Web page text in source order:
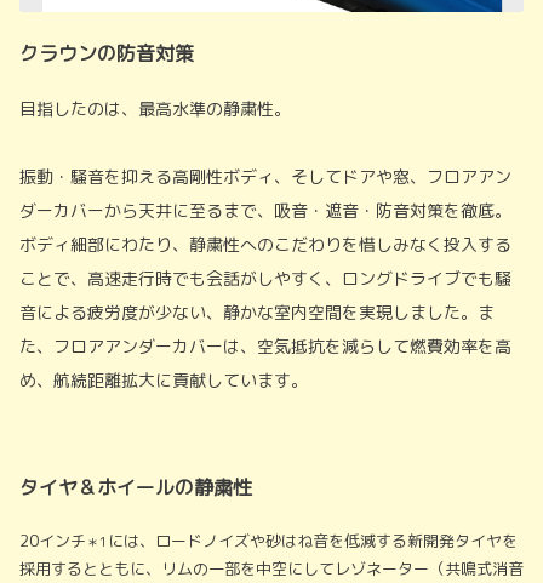
クラウンの防音対策
目指したのは、最高水準の静粛性。
振動・騒音を抑える高剛性ボディ、そしてドアや窓、フロアアン
ダーカバーから天井に至るまで、吸音・遮音・防音対策を徹底。
ボディ細部にわたり、静粛性へのこだわりを惜しみなく投入する
ことで、高速走行時でも会話がしやすく、ロングドライブでも騒
音による疲労度が少ない、静かな室内空間を実現しました。ま
た、フロアアンダーカバーは、空気抵抗を減らして燃費効率を高
め、航続距離拡大に貢献しています。
タイヤ＆ホイールの静粛性
20インチ＊1 には、ロードノイズや砂はね音を低減する新開発タイヤを
採用するとともに、リムの一部を中空にしてレゾネーター（共鳴式消音